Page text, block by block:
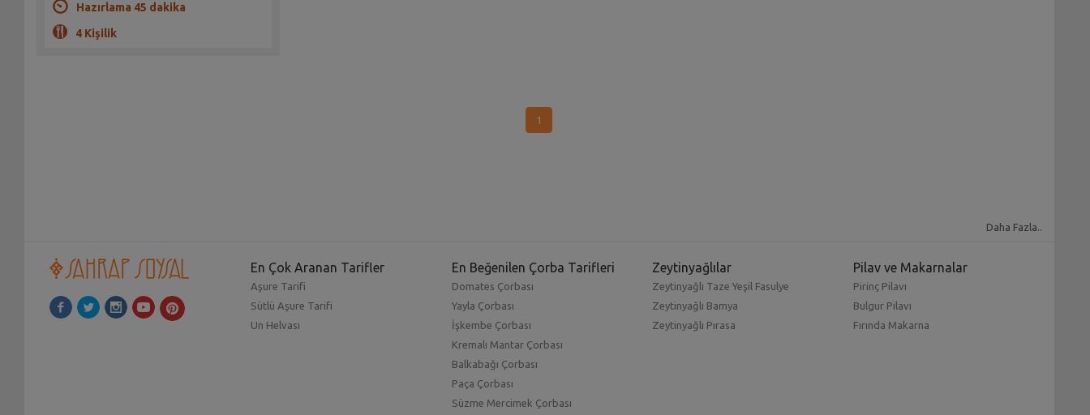
Hazırlama 45 dakika
4 Kişilik
1
Daha Fazla..
En Çok Aranan Tarifler
Aşure Tarifi
Sütlü Aşure Tarifi
Un Helvası
En Beğenilen Çorba Tarifleri
Domates Çorbası
Yayla Çorbası
İşkembe Çorbası
Kremalı Mantar Çorbası
Balkabağı Çorbası
Paça Çorbası
Süzme Mercimek Çorbası
Zeytinyağlılar
Zeytinyağlı Taze Yeşil Fasulye
Zeytinyağlı Bamya
Zeytinyağlı Pırasa
Pilav ve Makarnalar
Pirinç Pilavı
Bulgur Pilavı
Fırında Makarna